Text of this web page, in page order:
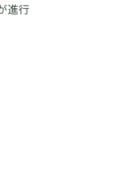
進行